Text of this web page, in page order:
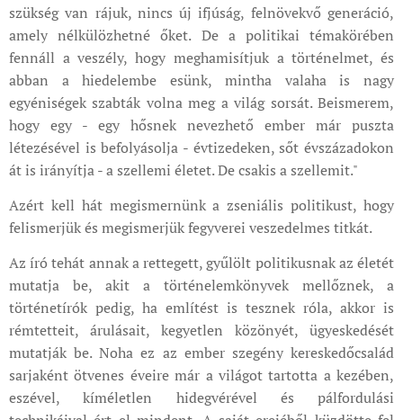
szükség van rájuk, nincs új ifjúság, felnövekvő generáció,
amely nélkülözhetné őket. De a politikai témakörében
fennáll a veszély, hogy meghamisítjuk a történelmet, és
abban a hiedelembe esünk, mintha valaha is nagy
egyéniségek szabták volna meg a világ sorsát. Beismerem,
hogy egy - egy hősnek nevezhető ember már puszta
létezésével is befolyásolja - évtizedeken, sőt évszázadokon
át is irányítja - a szellemi életet. De csakis a szellemit."
Azért kell hát megismernünk a zseniális politikust, hogy
felismerjük és megismerjük fegyverei veszedelmes titkát.
Az író tehát annak a rettegett, gyűlölt politikusnak az életét
mutatja be, akit a történelemkönyvek mellőznek, a
történetírók pedig, ha említést is tesznek róla, akkor is
rémtetteit, árulásait, kegyetlen közönyét, ügyeskedését
mutatják be. Noha ez az ember szegény kereskedőcsalád
sarjaként ötvenes éveire már a világot tartotta a kezében,
eszével, kíméletlen hidegvérével és pálfordulási